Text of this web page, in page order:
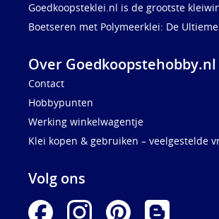
Goedkoopsteklei.nl is de grootste
Boetseren met Polymeerklei: De
Over Goedkoopstehobby.nl
Contact
Hobbypunten
Werking winkelwagentje
Klei kopen & gebruiken – veelgestelde
Volg ons